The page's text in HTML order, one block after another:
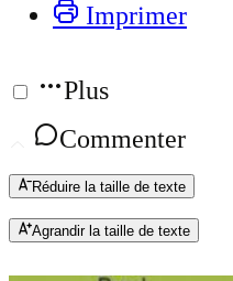
Imprimer
Plus
Commenter
Réduire la taille de texte
Agrandir la taille de texte